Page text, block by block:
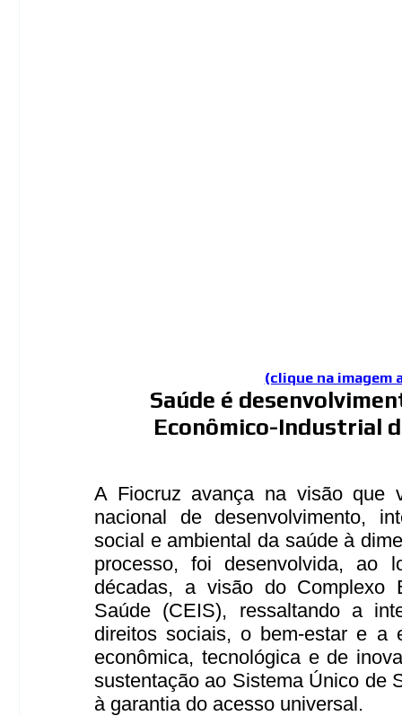
(clique na imagem
Saúde é
Econômico-Industrial
A Fiocruz avança na visão que
nacional de desenvolvimento,
social e ambiental da saúde à
processo, foi desenvolvida, ao
décadas, a visão do Complexo
Saúde (CEIS), ressaltando a
direitos sociais, o bem-estar e a
econômica, tecnológica e de
sustentação ao Sistema Único de
à garantia do acesso universal.